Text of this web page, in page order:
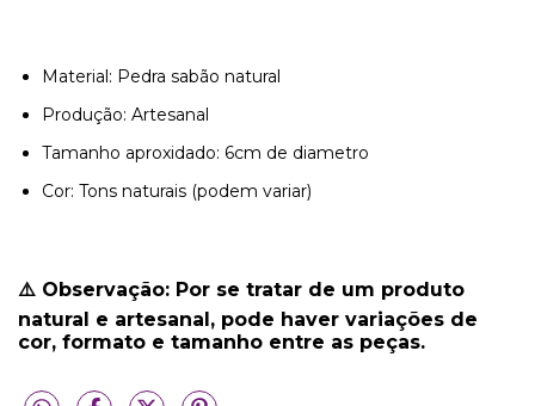
Material: Pedra sabão natural
Produção: Artesanal
Tamanho aproxidado: 6cm de diametro
Cor: Tons naturais (podem variar)
⚠️ Observação: Por se tratar de um produto
natural e artesanal, pode haver variações de
cor, formato e tamanho entre as peças.